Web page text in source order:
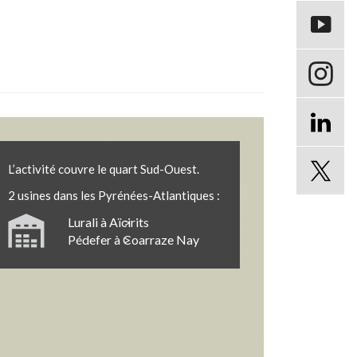
L’activité couvre le quart Sud-Ouest.
2 usines dans les Pyrénées-Atlantiques :
Lurali à Aïcirits
Pédefer à Coarraze Nay
Chaine
Compte
Page
Page